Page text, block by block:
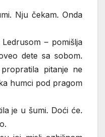
Nju čekam. Onda
– pomišlja
dete sa sobom.
pitanje ne
humci pod pragom
je u šumi. Doći će.